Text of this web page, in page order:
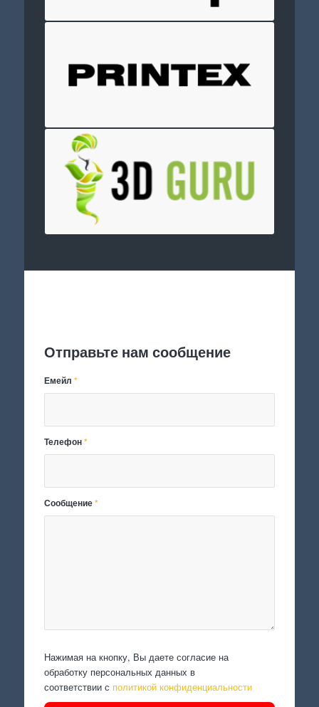
Отправьте нам сообщение
Емейл*
Телефон*
Сообщение*
Нажимая на кнопку, Вы даете согласие на
обработку персональных данных в
соответствии с политикой конфиденциальности